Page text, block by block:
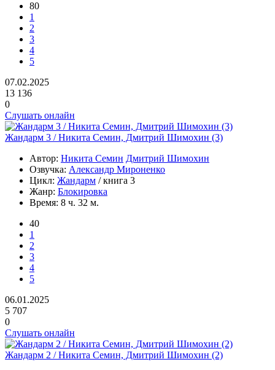
80
1
2
3
4
5
07.02.2025
13 136
0
Слушать онлайн
Жандарм 3 / Никита Семин, Дмитрий Шимохин (3)
Автор: Никита Семин Дмитрий Шимохин
Озвучка: Александр Мироненко
Цикл: Жандарм / книга 3
Жанр: Блокировка
Время: 8 ч. 32 м.
40
1
2
3
4
5
06.01.2025
5 707
0
Слушать онлайн
Жандарм 2 / Никита Семин, Дмитрий Шимохин (2)